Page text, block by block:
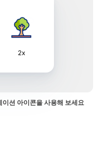
2x
션 아이콘을 사용해 보세요